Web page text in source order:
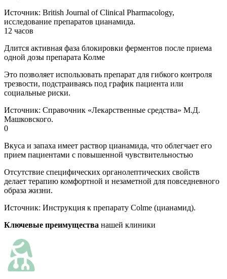
Источник: British Journal of Clinical Pharmacology,
исследование препаратов цианамида.
12 часов
Длится активная фаза блокировки ферментов после приема
одной дозы препарата Колме
Это позволяет использовать препарат для гибкого контроля
трезвости, подстраиваясь под график пациента или
социальные риски.
Источник: Справочник «Лекарственные средства» М.Д.
Машковского.
0
Вкуса и запаха имеет раствор цианамида, что облегчает его
прием пациентами с повышенной чувствительностью
Отсутствие специфических органолептических свойств
делает терапию комфортной и незаметной для повседневного
образа жизни.
Источник: Инструкция к препарату Colme (цианамид).
Ключевые преимущества нашей клиники